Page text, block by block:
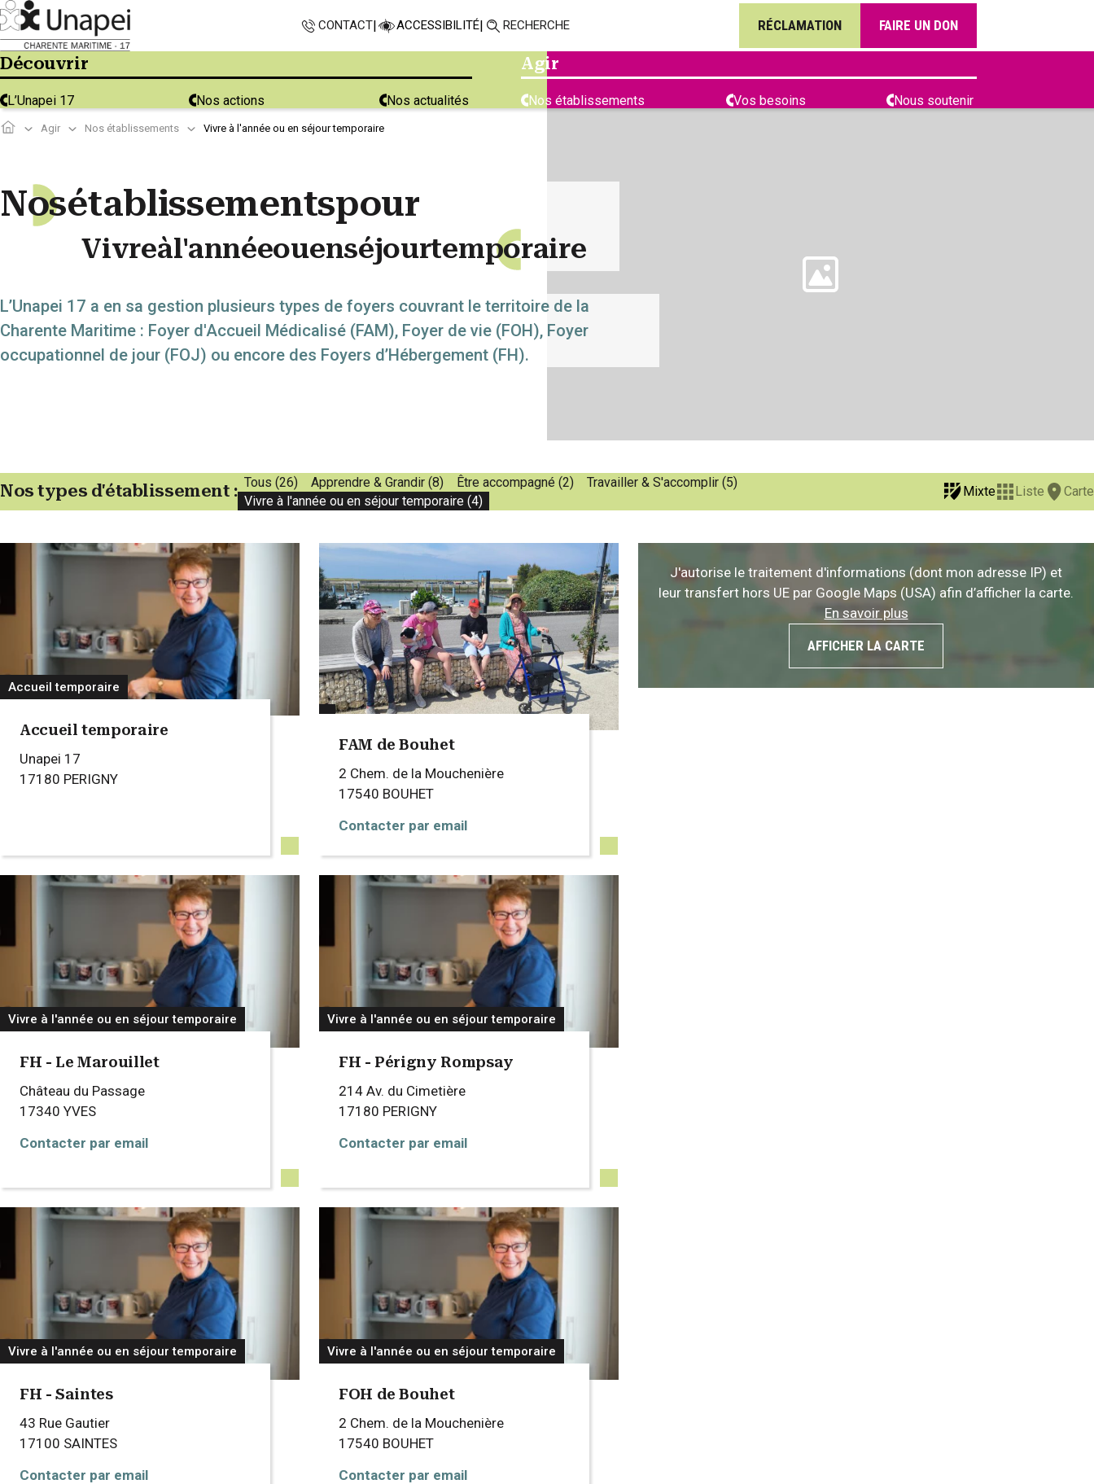
Panneau de gestion des cookies
Confort +
CONTACT| ACCESSIBILITÉ| RECHERCHE RÉCLAMATION FAIRE UN DON
Découvrir
L’Unapei 17 Nos actions Nos actualités
Agir
Nos établissements Vos besoins Nous soutenir
Agir Nos établissements Vivre à l'année ou en séjour temporaire
Nosétablissementspour
Vivreàl'annéeouenséjourtemporaire
L’Unapei 17 a en sa gestion plusieurs types de foyers couvrant le territoire de la
Charente Maritime : Foyer d'Accueil Médicalisé (FAM), Foyer de vie (FOH), Foyer
occupationnel de jour (FOJ) ou encore des Foyers d’Hébergement (FH).
Nos types d'établissement : Tous (26) Apprendre & Grandir (8) Être accompagné (2)
Travailler & S'accomplir (5)
Vivre à l'année ou en séjour temporaire (4)
Mixte Liste Carte
Accueil temporaire
Accueil temporaire
Unapei 17
17180 PERIGNY
FAM de Bouhet
2 Chem. de la Mouchenière
17540 BOUHET
Contacter par email
Vivre à l'année ou en séjour temporaire
FH - Le Marouillet
Château du Passage
17340 YVES
Contacter par email
Vivre à l'année ou en séjour temporaire
FH - Périgny Rompsay
214 Av. du Cimetière
17180 PERIGNY
Contacter par email
Vivre à l'année ou en séjour temporaire
FH - Saintes
43 Rue Gautier
17100 SAINTES
Contacter par email
Vivre à l'année ou en séjour temporaire
FOH de Bouhet
2 Chem. de la Mouchenière
17540 BOUHET
Contacter par email
J'autorise le traitement d'informations (dont mon adresse IP) et
leur transfert hors UE par Google Maps (USA) afin d’afficher la carte.
En savoir plus
AFFICHER LA CARTE